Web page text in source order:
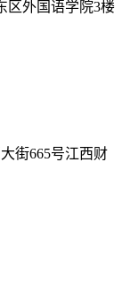
区外国语学院3楼
街665号江西财